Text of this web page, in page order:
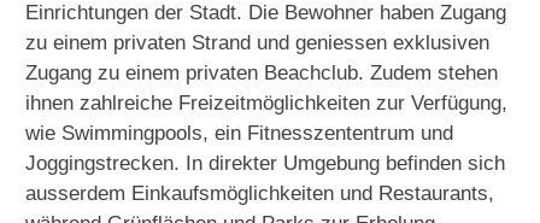
Einrichtungen der Stadt. Die Bewohner haben Zugang
zu einem privaten Strand und geniessen exklusiven
Zugang zu einem privaten Beachclub. Zudem stehen
ihnen zahlreiche Freizeitmöglichkeiten zur Verfügung,
wie Swimmingpools, ein Fitnesszententrum und
Joggingstrecken. In direkter Umgebung befinden sich
ausserdem Einkaufsmöglichkeiten und Restaurants,